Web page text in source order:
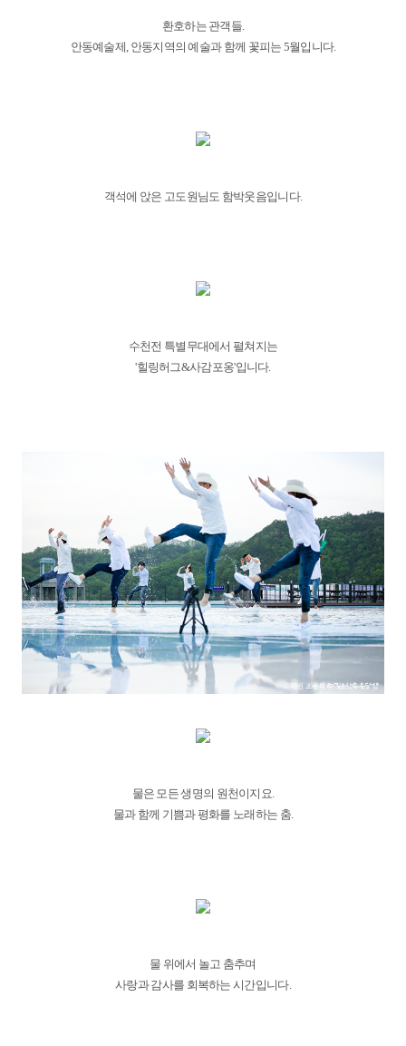
환호하는 관객들.
안동예술제, 안동지역의 예술과 함께 꽃피는 5월입니다.
객석에 앉은 고도원님도 함박웃음입니다.
수천전 특별무대에서 펼쳐지는
'힐링허그&사감포옹'입니다.
물은 모든 생명의 원천이지요.
물과 함께 기쁨과 평화를 노래하는 춤.
물 위에서 놀고 춤추며
사랑과 감사를 회복하는 시간입니다.